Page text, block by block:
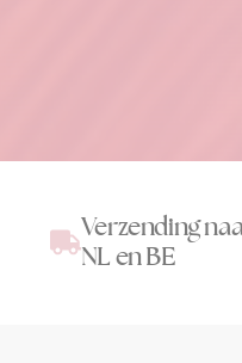
Verzending
NL en BE